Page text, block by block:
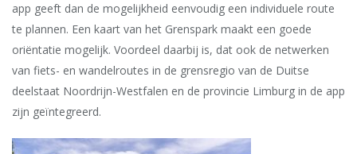
app geeft dan de mogelijkheid eenvoudig een individuele route
te plannen. Een kaart van het Grenspark maakt een goede
oriëntatie mogelijk. Voordeel daarbij is, dat ook de netwerken
van fiets- en wandelroutes in de grensregio van de Duitse
deelstaat Noordrijn-Westfalen en de provincie Limburg in de app
zijn geïntegreerd.